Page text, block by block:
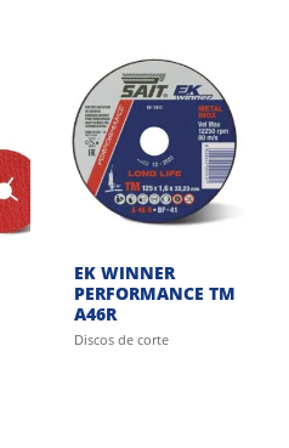
EK WINNER
PERFORMANCE TM
A46R
Discos de corte